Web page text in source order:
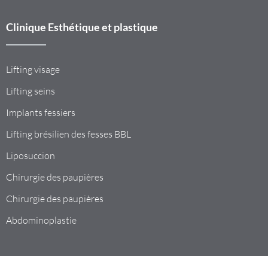
Clinique Esthétique et plastique
Lifting visage
Lifting seins
Implants fessiers
Lifting brésilien des fesses BBL
Liposuccion
Chirurgie des paupières
Chirurgie des paupières
Abdominoplastie